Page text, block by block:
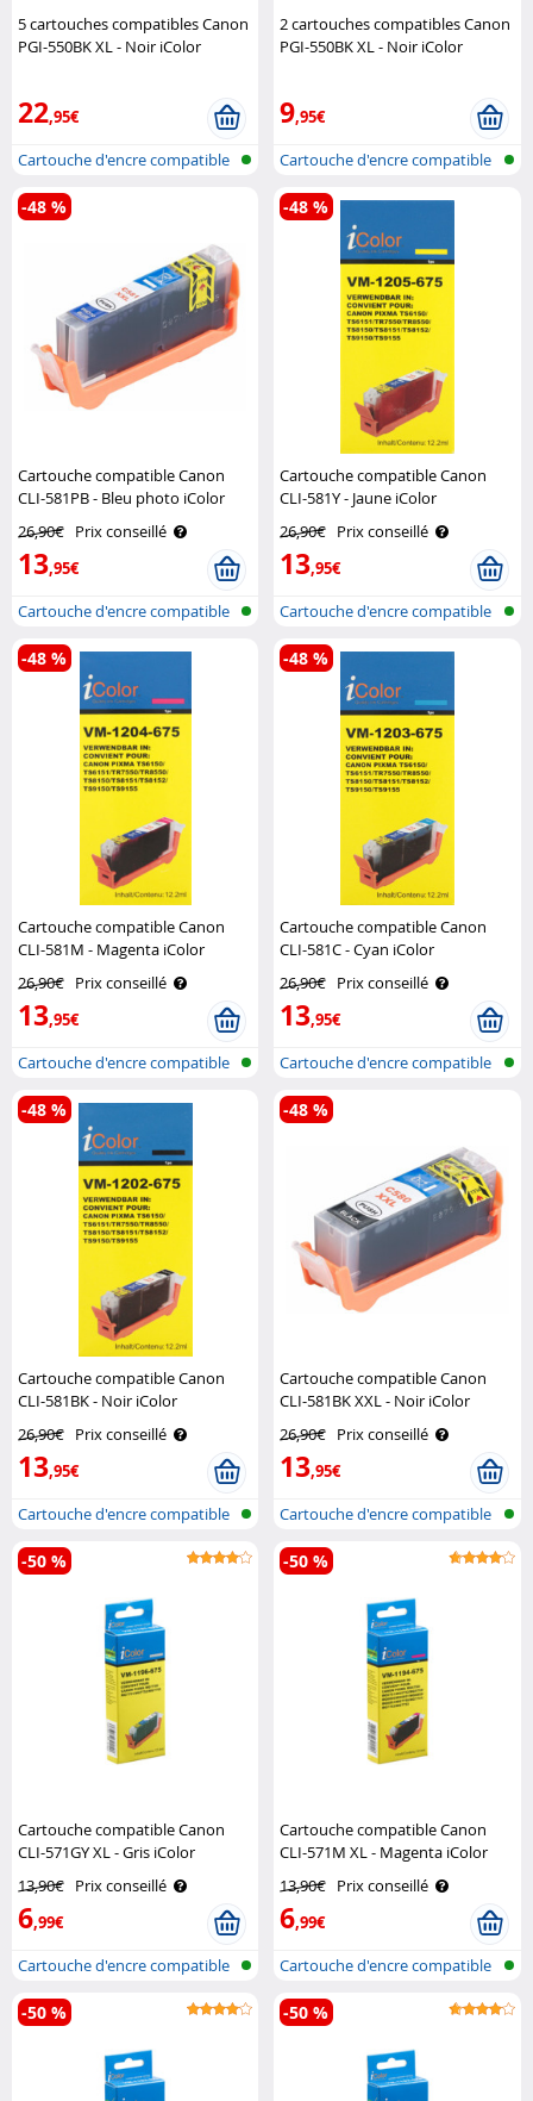
5 cartouches compatibles Canon
PGI-550BK XL - Noir iColor
22,95€
Cartouche d'encre compatible
pour i..
2 cartouches compatibles Canon
PGI-550BK XL - Noir iColor
9,95€
Cartouche d'encre compatible
pour i..
Cartouche compatible Canon
CLI-581PB - Bleu photo iColor
26,90€ Prix conseillé
13,95€
-48 %
Cartouche d'encre compatible
pour i..
Cartouche compatible Canon
CLI-581Y - Jaune iColor
26,90€ Prix conseillé
13,95€
-48 %
Cartouche d'encre compatible
pour i..
Cartouche compatible Canon
CLI-581M - Magenta iColor
26,90€ Prix conseillé
13,95€
-48 %
Cartouche d'encre compatible
pour i..
Cartouche compatible Canon
CLI-581C - Cyan iColor
26,90€ Prix conseillé
13,95€
-48 %
Cartouche d'encre compatible
pour i..
Cartouche compatible Canon
CLI-581BK - Noir iColor
26,90€ Prix conseillé
13,95€
-48 %
Cartouche d'encre compatible
pour i..
Cartouche compatible Canon
CLI-581BK XXL - Noir iColor
26,90€ Prix conseillé
13,95€
-48 %
Cartouche d'encre compatible
pour i..
Cartouche compatible Canon
CLI-571GY XL - Gris iColor
13,90€ Prix conseillé
6,99€
-50 %
Cartouche d'encre compatible
pour i..
Cartouche compatible Canon
CLI-571M XL - Magenta iColor
13,90€ Prix conseillé
6,99€
-50 %
Cartouche d'encre compatible
pour i..
-50 % -50 %